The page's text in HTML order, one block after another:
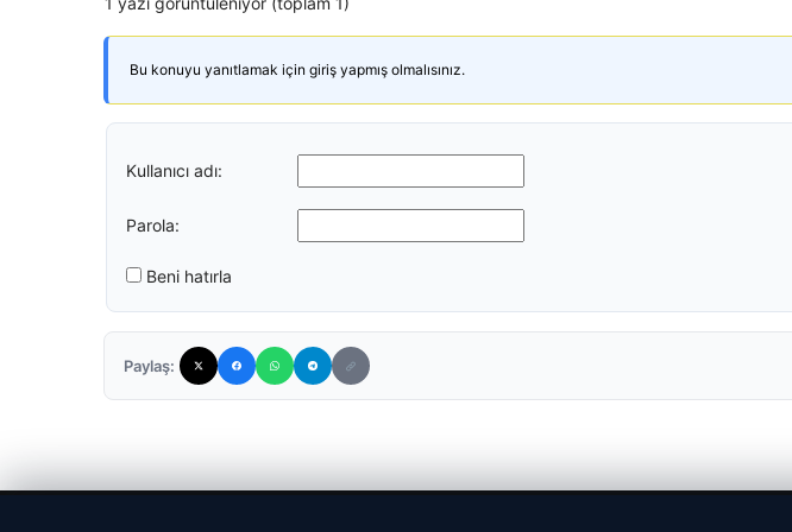
Bu konuyu yanıtlamak için giriş yapmış olmalısınız.
Kullanıcı adı:
Parola:
Beni hatırla
Paylaş: